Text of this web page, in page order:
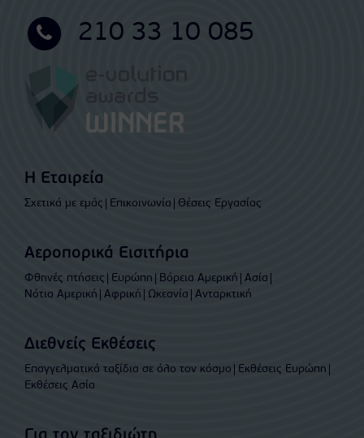
210 33 10 085
Η Εταιρεία
Σχετικά με εμάς Επικοινωνία Θέσεις Εργασίας
Αεροπορικά Εισιτήρια
Φθηνές πτήσεις Ευρώπη Βόρεια Αμερική Ασία
Νότια Αμερική Αφρική Ωκεανία Ανταρκτική
Διεθνείς Εκθέσεις
Επαγγελματικά ταξίδια σε όλο τον κόσμο
Εκθέσεις Ευρώπη
Εκθέσεις Ασία